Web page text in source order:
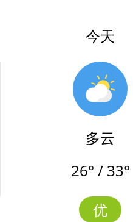
今天
多云
26° / 33°
优